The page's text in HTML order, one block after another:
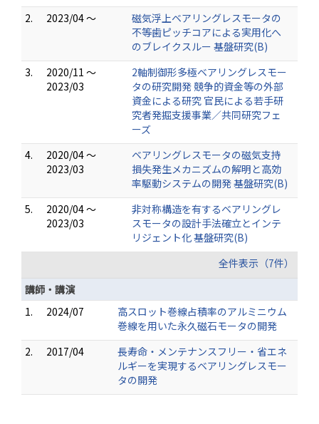
2.
2023/04 ～
磁気浮上ベアリングレスモータの
不等歯ピッチコアによる実用化へ
のブレイクスルー 基盤研究(B)
3.
2020/11 ～
2023/03
2軸制御形多極ベアリングレスモー
タの研究開発 競争的資金等の外部
資金による研究 官民による若手研
究者発掘支援事業／共同研究フェ
ーズ
4.
2020/04 ～
2023/03
ベアリングレスモータの磁気支持
損失発生メカニズムの解明と高効
率駆動システムの開発 基盤研究(B)
5.
2020/04 ～
2023/03
非対称構造を有するベアリングレ
スモータの設計手法確立とインテ
リジェント化 基盤研究(B)
全件表示（7件）
講師・講演
1.
2024/07
高スロット巻線占積率のアルミニウム
巻線を用いた永久磁石モータの開発
2.
2017/04
長寿命・メンテナンスフリー・省エネ
ルギーを実現するベアリングレスモー
タの開発